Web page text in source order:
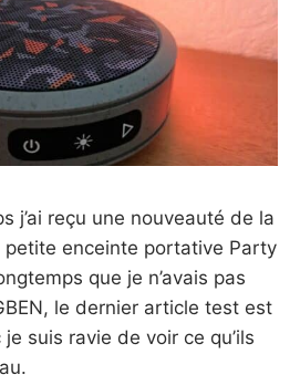
j’ai reçu une nouveauté de la
petite enceinte portative Party
que je n’avais pas
le dernier article test est
je suis ravie de voir ce qu’ils